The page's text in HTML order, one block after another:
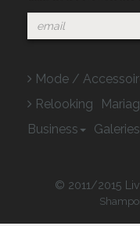
Mode /
Relooking
Business
Galeries
© 2011/2015